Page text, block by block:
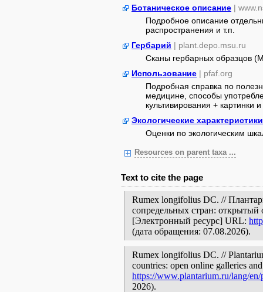
Ботаническое описание |
Подробное описание
распространения и т.п.
Гербарий | plant.depo.msu.ru
Сканы гербарных образцов
Использование | pfaf.org
Подробная справка по
медицине, способы
культивирования + картинки
Экологические характеристики
Оценки по экологическим
Resources on parent taxa ...
Text to cite the page
Rumex longifolius DC. //
сопредельных стран: открытый
[Электронный ресурс] URL:
(дата обращения: 07.08.2026).
Rumex longifolius DC. //
countries: open online galleries
https://www.plantarium.ru/lang/
2026).